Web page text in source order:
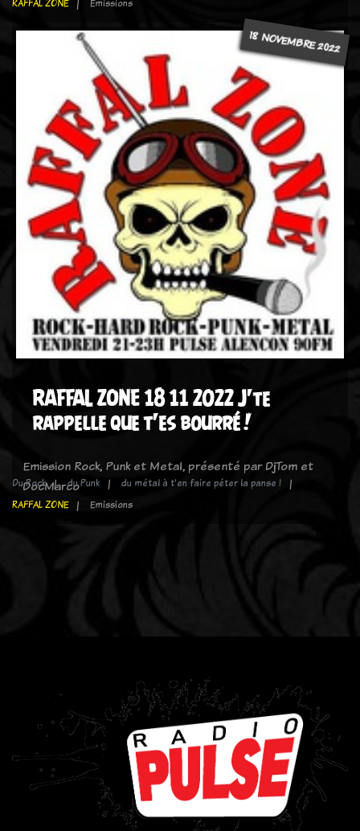
RAFFAL ZONE
Emissions
18 NOVEMBRE 2022
RAFFAL ZONE 18 11 2022 J'te
rappelle que t'es bourré !
Emission Rock, Punk et Metal, présenté par DjTom et
DocMarco
Du Rock du Punk
du métal à t'en faire péter la panse !
RAFFAL ZONE
Emissions